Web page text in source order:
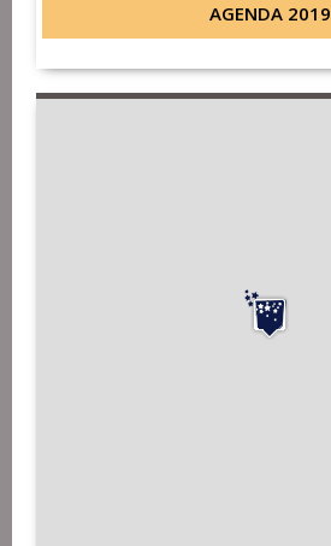
AGENDA 2019